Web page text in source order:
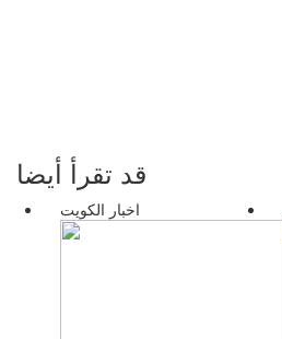
قد تقرأ أيضا
اخبار الكويت